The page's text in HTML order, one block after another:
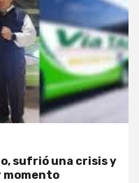
sufrió una crisis y
momento